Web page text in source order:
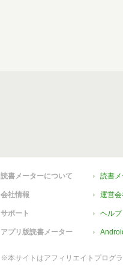
読書メーターについて 読書
会社情報 運営会
サポート ヘルプ
アプリ版読書メーター
※本サイトはアフィリエイトプログ